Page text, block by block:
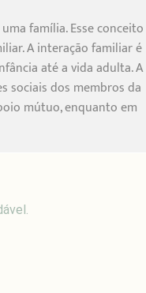
família. Esse conceito
A interação familiar é
até a vida adulta. A
sociais dos membros da
mútuo, enquanto em